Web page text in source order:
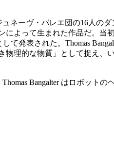
ネーヴ・バレエ団の16人の
によって生まれた作品だ。当
て発表された。Thomas
物理的な物質」として捉え、
Bangalter はロボットの